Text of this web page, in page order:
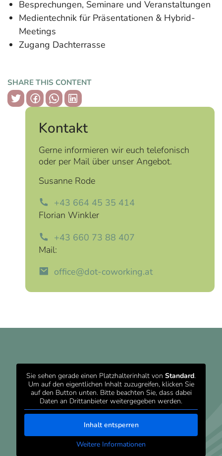
Besprechungen, Seminare und Veranstaltungen
Medientechnik für Präsentationen & Hybrid-
Meetings
Zugang Dachterrasse
SHARE THIS CONTENT
Kontakt
Gerne informieren wir euch telefonisch
oder per Mail über unser Angebot.
Susanne Rode
+43 664 45 35 414
Florian Winkler
+43 660 73 88 407
Mail:
office@dot-coworking.at
Sie sehen gerade einen Platzhalterinhalt von Standard.
Um auf den eigentlichen Inhalt zuzugreifen, klicken Sie
auf den Button unten. Bitte beachten Sie, dass dabei
Daten an Drittanbieter weitergegeben werden.
Inhalt entsperren
Weitere Informationen